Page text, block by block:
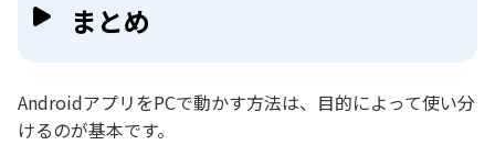
まとめ
AndroidアプリをPCで動かす方法は、目的によって使い分
けるのが基本です。